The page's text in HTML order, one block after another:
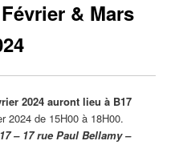
& Mars
2024 auront lieu à B17
2024 de 15H00 à 18H00.
– 17 rue Paul Bellamy –